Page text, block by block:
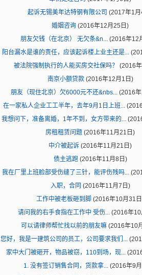
起诉无锡美年达特钢有限公司 (2017年1
婚姻咨询 (2016年12月25日)
朋友欠钱（在北京） 无欠条&n...(2016年12
阳台漏水是谁的责任，应该起诉楼上业主还是...
被法院强制执行的人能买房交社保吗？
(2016
南京小额贷款(2016年12月1日)
朋友（现住北京）欠6000元不还&nbs...(2016年
在一家私人企业工工半年，去年9月1日上班...
我想问下，准备离婚，1年不到，女方带来的...
房租租赁问题 (2016年11月21日)
中介被起诉 (2016年11月21日)
债主逃跑(2016年11月8日)
我在厂里上班脸部受伤缝了三针，能评伤残吗...
入职，合同 (2016年11月7日)
工作中被老板砸到脚 (2016年10月31
请问我的右手食指在工作中 受伤... (2016年
可以请律师帮忙找以前的朋友嘛 (2016年10
您好，我是一建筑公司的员工，公司要求我们...
家中大门被砸开，物品被窃，110到场，现...
1. 没有签订销售合同，货款拿...(2016年9